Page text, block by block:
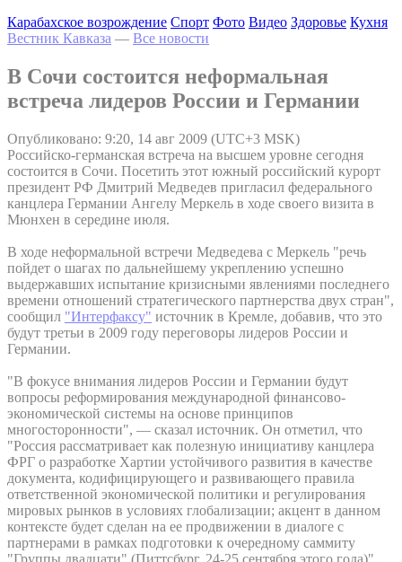
Карабахское возрождение Спорт Фото Видео Здоровье Кухня
Вестник Кавказа — Все новости
В Сочи состоится неформальная
встреча лидеров России и Германии
Опубликовано: 9:20, 14 авг 2009 (UTC+3 MSK)
Российско-германская встреча на высшем уровне сегодня
состоится в Сочи. Посетить этот южный российский курорт
президент РФ Дмитрий Медведев пригласил федерального
канцлера Германии Ангелу Меркель в ходе своего визита в
Мюнхен в середине июля.
В ходе неформальной встречи Медведева с Меркель "речь
пойдет о шагах по дальнейшему укреплению успешно
выдержавших испытание кризисными явлениями последнего
времени отношений стратегического партнерства двух стран",
сообщил "Интерфаксу" источник в Кремле, добавив, что это
будут третьи в 2009 году переговоры лидеров России и
Германии.
"В фокусе внимания лидеров России и Германии будут
вопросы реформирования международной финансово-
экономической системы на основе принципов
многосторонности", — сказал источник. Он отметил, что
"Россия рассматривает как полезную инициативу канцлера
ФРГ о разработке Хартии устойчивого развития в качестве
документа, кодифицирующего и развивающего правила
ответственной экономической политики и регулирования
мировых рынков в условиях глобализации; акцент в данном
контексте будет сделан на ее продвижении в диалоге с
партнерами в рамках подготовки к очередному саммиту
"Группы двадцати" (Питтсбург, 24-25 сентября этого года)".